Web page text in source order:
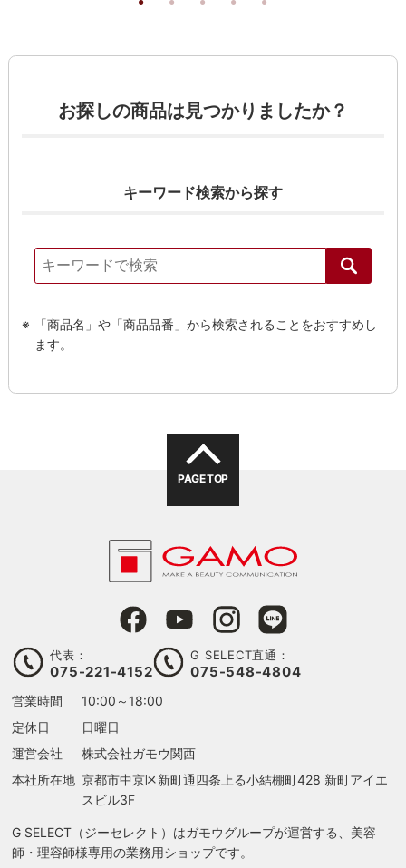
お探しの商品は見つかりましたか？
キーワード検索から探す
「商品名」や「商品品番」から検索されることをおすすめし
ます。
PAGE TOP
代表：
075-221-4152
G SELECT直通：
075-548-4804
営業時間
10:00～18:00
定休日
日曜日
運営会社
株式会社ガモウ関西
本社所在地 京都市中京区新町通四条上る小結棚町428 新町アイエ
スビル3F
G SELECT（ジーセレクト）はガモウグループが運営する、美容
師・理容師様専用の業務用ショップです。